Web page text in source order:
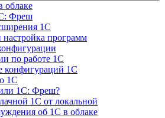
облаке
Фреш
1С
настройка программ
по работе 1С
конфигураций 1С
1С
1С: Фреш?
1С от локальной
об 1С в облаке